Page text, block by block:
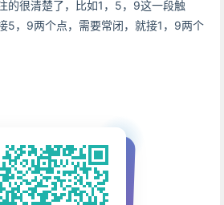
的很清楚了，比如1，5，9这一段触
5，9两个点，需要常闭，就接1，9两个